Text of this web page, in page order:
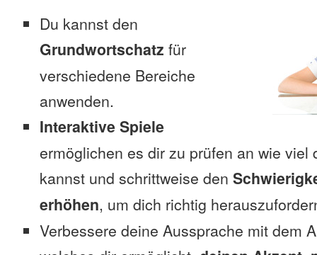
Du kannst den
Grundwortschatz für
verschiedene Bereiche
anwenden.
Interaktive Spiele
ermöglichen es dir zu prüfen an wie viel
kannst und schrittweise den
erhöhen, um dich richtig
Verbessere deine Aussprache mit dem